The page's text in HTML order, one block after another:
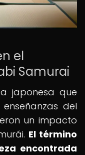
el
Samurai
japonesa que
del
un impacto
El término
encontrada